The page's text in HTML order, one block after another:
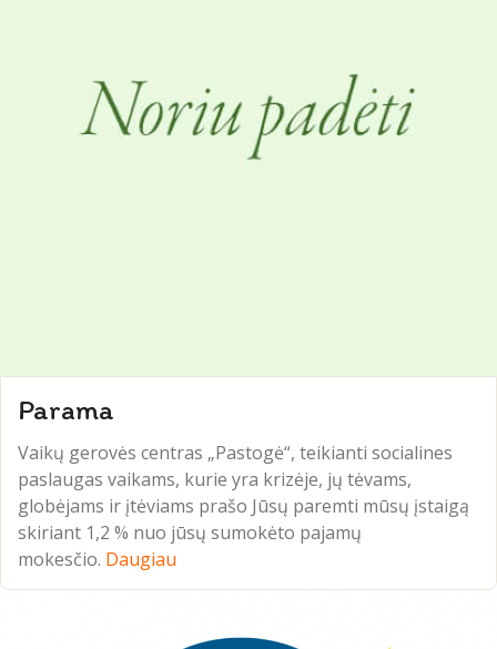
Parama
Vaikų gerovės centras „Pastogė“, teikianti socialines
paslaugas vaikams, kurie yra krizėje, jų tėvams,
globėjams ir įtėviams prašo Jūsų paremti mūsų įstaigą
skiriant 1,2 % nuo jūsų sumokėto pajamų
mokesčio. Daugiau